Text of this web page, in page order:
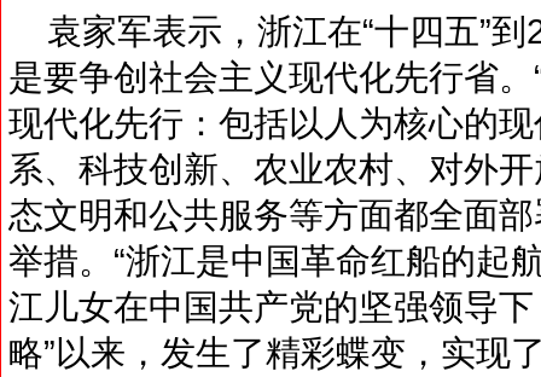
袁家军表示，浙江在“十四五”
是要争创社会主义现代化先行省
现代化先行：包括以人为核心的
系、科技创新、农业农村、对外
态文明和公共服务等方面都全面
举措。“浙江是中国革命红船的起
江儿女在中国共产党的坚强领导
略”以来，发生了精彩蝶变，实现